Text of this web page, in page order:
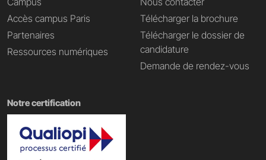
Accès campus Paris
Partenaires
Ressources numériques
Télécharger la brochure
Télécharger le dossier de
candidature
Demande de rendez-vous
Notre certification